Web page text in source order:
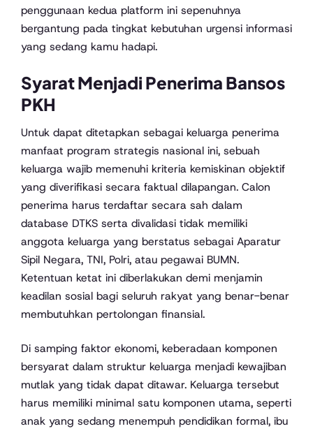
penggunaan kedua platform ini sepenuhnya
bergantung pada tingkat kebutuhan urgensi informasi
yang sedang kamu hadapi.
Syarat Menjadi Penerima Bansos
PKH
Untuk dapat ditetapkan sebagai keluarga penerima
manfaat program strategis nasional ini, sebuah
keluarga wajib memenuhi kriteria kemiskinan objektif
yang diverifikasi secara faktual dilapangan. Calon
penerima harus terdaftar secara sah dalam
database DTKS serta divalidasi tidak memiliki
anggota keluarga yang berstatus sebagai Aparatur
Sipil Negara, TNI, Polri, atau pegawai BUMN.
Ketentuan ketat ini diberlakukan demi menjamin
keadilan sosial bagi seluruh rakyat yang benar-benar
membutuhkan pertolongan finansial.
Di samping faktor ekonomi, keberadaan komponen
bersyarat dalam struktur keluarga menjadi kewajiban
mutlak yang tidak dapat ditawar. Keluarga tersebut
harus memiliki minimal satu komponen utama, seperti
anak yang sedang menempuh pendidikan formal, ibu